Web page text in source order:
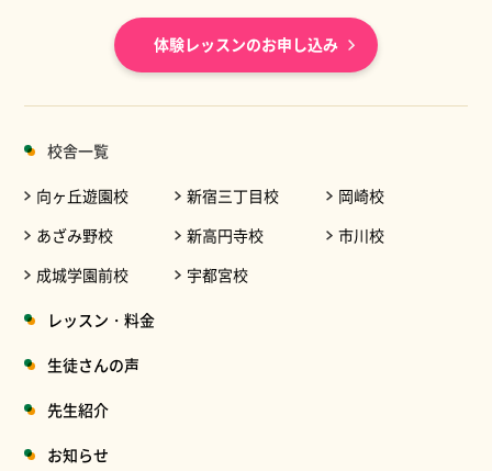
体験レッスンのお申し込み
校舎一覧
向ヶ丘遊園校
あざみ野校
成城学園前校
新宿三丁目校
新高円寺校
宇都宮校
岡崎校
市川校
レッスン・料金
生徒さんの声
先生紹介
お知らせ